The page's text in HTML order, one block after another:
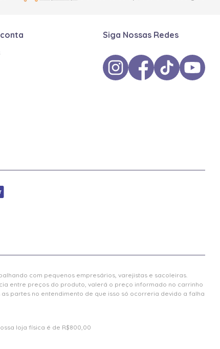
Siga Nossas Redes
com pequenos empresários, varejistas e sacoleiras.
entre preços do produto, valerá o preço informado no carrinho
partes no entendimento de que isso só ocorreria devido a falha
loja física é de R$800,00